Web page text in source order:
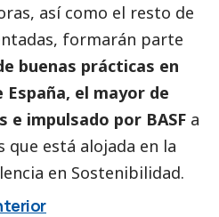
así como el resto de
formarán parte
buenas prácticas en
el mayor de
e impulsado por BASF a
está alojada en la
en Sostenibilidad.